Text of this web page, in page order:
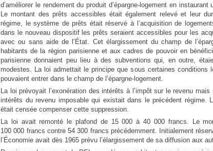
d’améliorer le rendement du produit d’épargne-logement en instaurant
Le montant des prêts accessibles était également relevé et leur
régime, le système de prêts était réservé à l’acquisition de
dans le nouveau dispositif les prêts seraient accessibles pour les
avec ou sans aide de l’État. Cet élargissement du champ de
habitants de la région parisienne et aux cadres de pouvoir en
parisienne donnaient peu lieu à des subventions qui, en outre,
modestes. La loi admettait le principe que sous certaines conditions
pouvaient entrer dans le champ de l’épargne-logement.
La loi prévoyait l’exonération des intérêts à l’impôt sur le revenu
intérêts du revenu imposable qui existait dans le précédent régime.
était censée compenser cette suppression.
La loi avait remonté le plafond de 15 000 à 40 000 francs. Le
100 000 francs contre 54 300 francs précédemment. Initialement
l’Économie avait dès 1965 prévu l’élargissement de sa diffusion aux